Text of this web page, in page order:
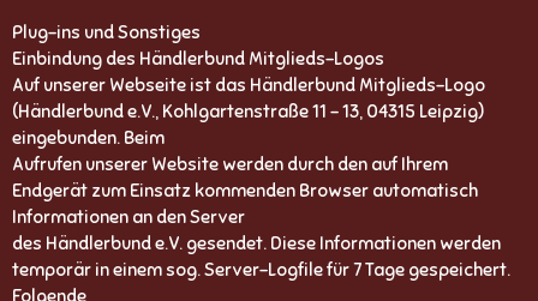
Plug-ins und Sonstiges
Einbindung des Händlerbund Mitglieds-Logos
Auf unserer Webseite ist das Händlerbund Mitglieds-Logo
(Händlerbund e.V., Kohlgartenstraße 11 - 13, 04315 Leipzig)
eingebunden. Beim
Aufrufen unserer Website werden durch den auf Ihrem
Endgerät zum Einsatz kommenden Browser automatisch
Informationen an den Server
des Händlerbund e.V. gesendet. Diese Informationen werden
temporär in einem sog. Server-Logfile für 7 Tage gespeichert.
Folgende